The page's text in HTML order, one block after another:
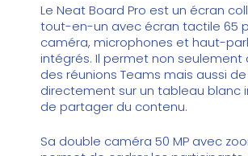
Le Neat Board Pro est un écran
tout-en-un avec écran tactile 65
caméra, microphones et haut-
intégrés. Il permet non seulement
des réunions Teams mais aussi
directement sur un tableau blanc
de partager du contenu.
Sa double caméra 50 MP avec